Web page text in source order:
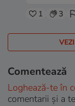
1 3
Comentează
Loghează-te în
comentarii și a